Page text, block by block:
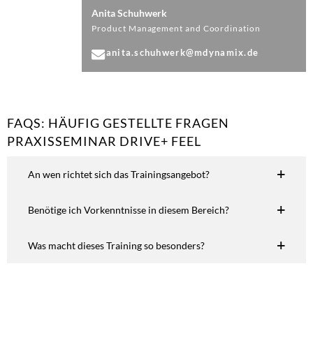
Anita Schuhwerk
Product Management and Coordination
anita.schuhwerk@mdynamix.de
FAQS: HÄUFIG GESTELLTE FRAGEN
PRAXISSEMINAR DRIVE+ FEEL
An wen richtet sich das Trainingsangebot?
Benötige ich Vorkenntnisse in diesem Bereich?
Was macht dieses Training so besonders?